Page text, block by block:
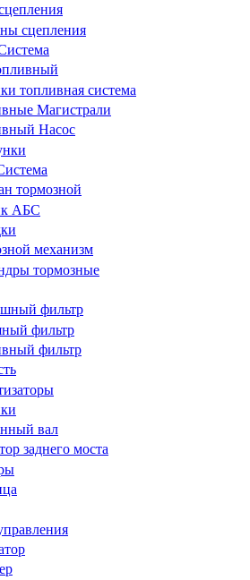
сцепления
топливная система
Магистрали
Насос
тормозной
АБС
механизм
тормозные
фильтр
фильтр
фильтр
вал
заднего моста